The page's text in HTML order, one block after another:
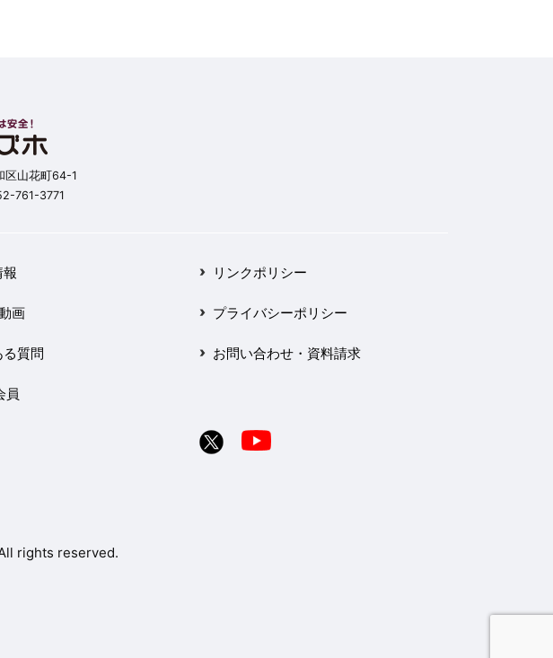
山花町64-1
761-3771
報
画
る質問
員
リンクポリシー
プライバシーポリシー
お問い合わせ・資料請求
rights reserved.